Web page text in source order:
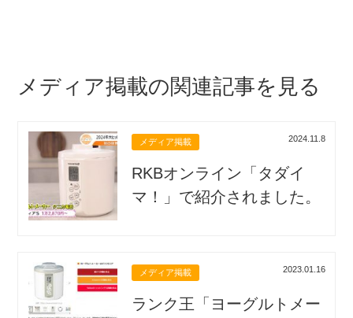
メディア掲載の関連記事を見る
メディア掲載 2024.11.8
RKBオンライン「タダイ
マ！」で紹介されました。
メディア掲載 2023.01.16
ランク王「ヨーグルトメー